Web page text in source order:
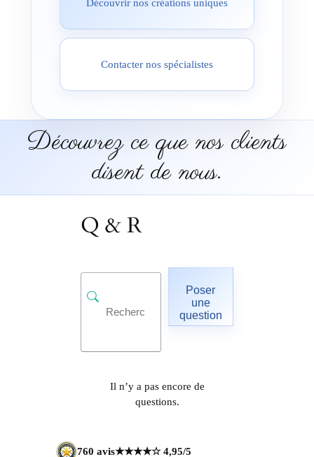
Découvrir nos créations uniques
Contacter nos spécialistes
Découvrez ce que nos clients
disent de nous.
Q & R
Poser
une
question
Il n’y a pas encore de
questions.
760 avis★★★★☆ 4,95/5